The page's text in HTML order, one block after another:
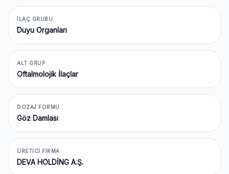
İLAÇ GRUBU
Duyu Organları
ALT GRUP
Oftalmolojik İlaçlar
DOZAJ FORMU
Göz Damlası
ÜRETICI FIRMA
DEVA HOLDİNG A.Ş.